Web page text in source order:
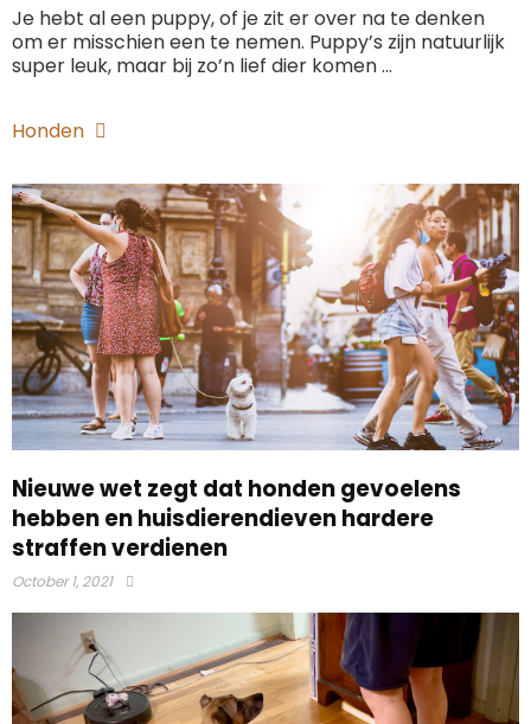
Je hebt al een puppy, of je zit er over na te denken
om er misschien een te nemen. Puppy’s zijn natuurlijk
super leuk, maar bij zo’n lief dier komen ...
Honden
Nieuwe wet zegt dat honden gevoelens
hebben en huisdierendieven hardere
straffen verdienen
October 1, 2021